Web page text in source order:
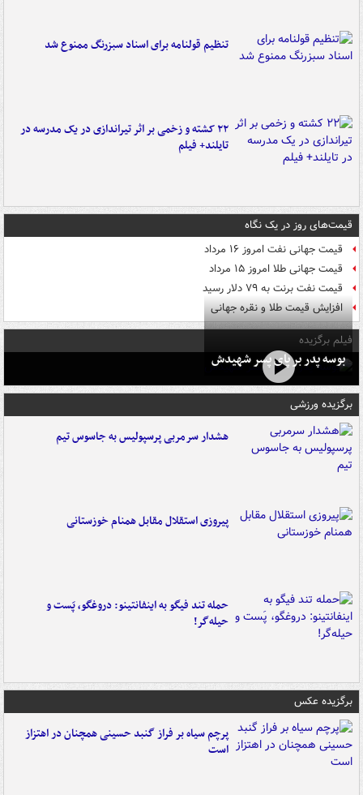
تنظیم قولنامه برای اسناد سبزرنگ ممنوع شد
۲۲ کشته و زخمی بر اثر تیراندازی در یک مدرسه در
تایلند+ فیلم
قیمت‌های روز در یک نگاه
قیمت جهانی نفت امروز ۱۶ مرداد
قیمت جهانی طلا امروز ۱۵ مرداد
قیمت نفت برنت به ۷۹ دلار رسید
افزایش قیمت طلا و نقره جهانی
فیلم برگزیده
بوسه‌ پدر بر پای پسر شهیدش
برگزیده ورزشی
هشدار سرمربی پرسپولیس به جاسوس تیم
پیروزی استقلال مقابل همنام خوزستانی
حمله تند فیگو به اینفانتینو: دروغگو، پَست‌ و
حیله‌گر!
برگزیده عکس
پرچم سیاه بر فراز گنبد حسینی همچنان در اهتزاز
است